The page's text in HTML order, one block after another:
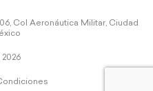
Col Aeronáutica Militar, Ciudad